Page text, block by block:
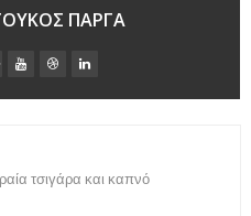
ΠΑΡΓΑ
τσιγάρα και καπνό